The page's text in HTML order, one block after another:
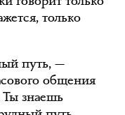
только
путь, —
общения
Ты знаешь